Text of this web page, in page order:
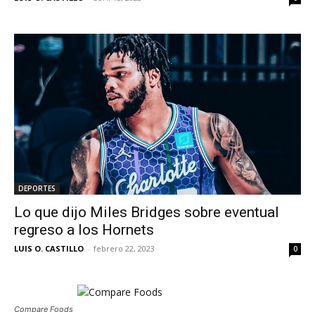
DEPORTES
Lo que dijo Miles Bridges sobre eventual
regreso a los Hornets
LUIS O. CASTILLO - febrero 22, 2023 0
Compare Foods